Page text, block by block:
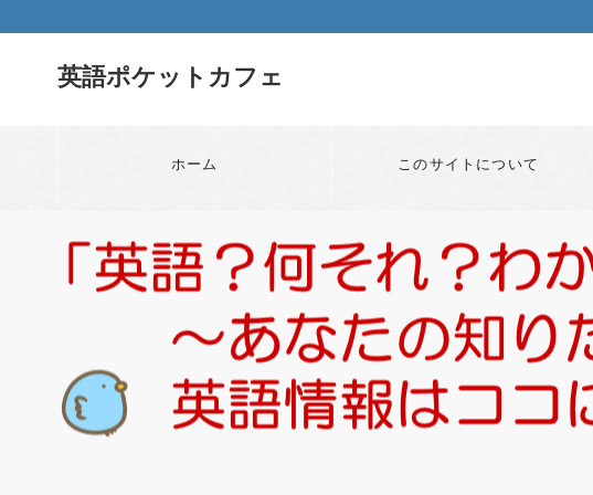
英語ポケットカフェ
ホーム このサイトについて